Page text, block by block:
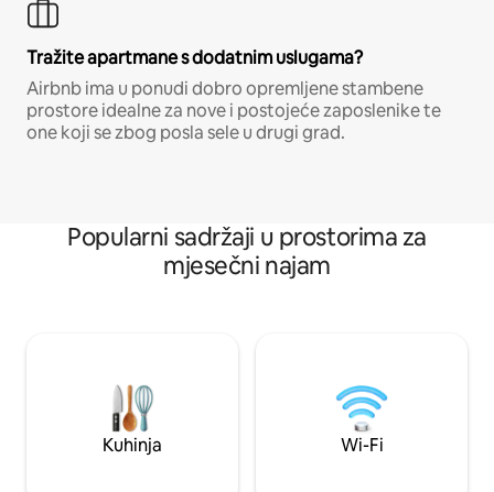
Tražite apartmane s dodatnim uslugama?
Airbnb ima u ponudi dobro opremljene stambene
prostore idealne za nove i postojeće zaposlenike te
one koji se zbog posla sele u drugi grad.
Popularni sadržaji u prostorima za
mjesečni najam
Kuhinja Wi-Fi